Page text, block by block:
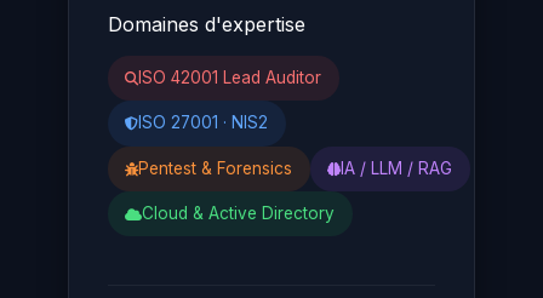
Domaines d'expertise
ISO 42001 Lead Auditor
ISO 27001 · NIS2
Pentest & Forensics IA / LLM / RAG
Cloud & Active Directory